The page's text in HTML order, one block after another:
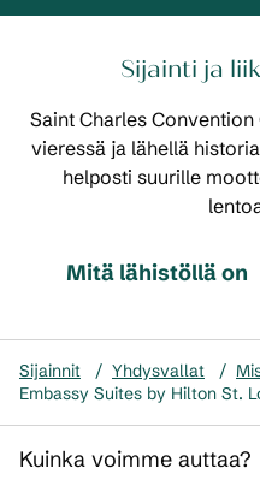
Sijainti ja
Saint Charles
vieressä ja lähellä
helposti suurille
Mitä lähistöllä on
Sijainnit / Yhdysvallat /
Embassy Suites by Hilton St.
Kuinka voimme auttaa?